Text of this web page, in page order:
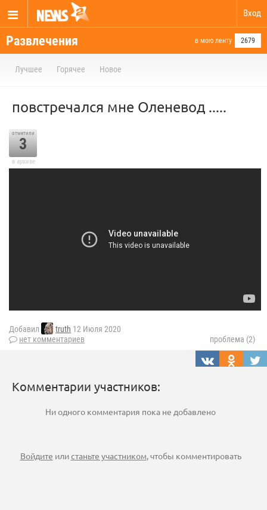
Вход
Развлечения в мою ленту 2679
Лучшее Горячее Новое
повстречался мне Оленевод .....
отметили
3
в архиве
Добавил truth 12 Июля 2020
нет комментариев
проблема (2)
Комментарии участников:
Ни одного комментария пока не добавлено
Войдите илистаньте участником, чтобы комментировать